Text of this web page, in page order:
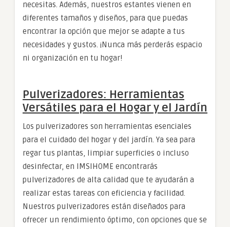
necesitas. Además, nuestros estantes vienen en
diferentes tamaños y diseños, para que puedas
encontrar la opción que mejor se adapte a tus
necesidades y gustos. ¡Nunca más perderás espacio
ni organización en tu hogar!
Pulverizadores: Herramientas
Versátiles para el Hogar y el Jardín
Los pulverizadores son herramientas esenciales
para el cuidado del hogar y del jardín. Ya sea para
regar tus plantas, limpiar superficies o incluso
desinfectar, en IMSIHOME encontrarás
pulverizadores de alta calidad que te ayudarán a
realizar estas tareas con eficiencia y facilidad.
Nuestros pulverizadores están diseñados para
ofrecer un rendimiento óptimo, con opciones que se